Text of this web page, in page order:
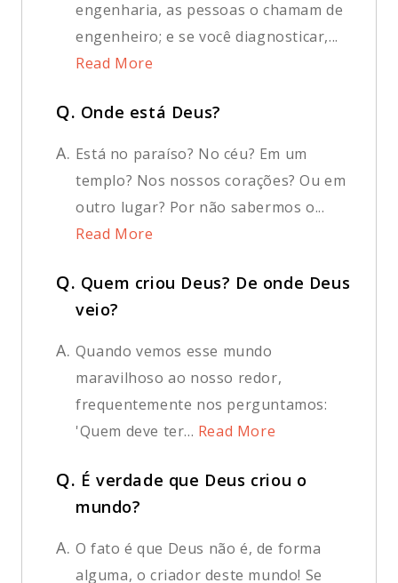
engenharia, as pessoas o chamam de
engenheiro; e se você diagnosticar,...
Read More
Q. Onde está Deus?
A. Está no paraíso? No céu? Em um
templo? Nos nossos corações? Ou em
outro lugar? Por não sabermos o...
Read More
Q. Quem criou Deus? De onde Deus
veio?
A. Quando vemos esse mundo
maravilhoso ao nosso redor,
frequentemente nos perguntamos:
'Quem deve ter... Read More
Q. É verdade que Deus criou o
mundo?
A. O fato é que Deus não é, de forma
alguma, o criador deste mundo! Se